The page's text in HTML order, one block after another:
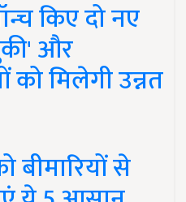
किए दो नए
और
को मिलेगी उन्नत
से